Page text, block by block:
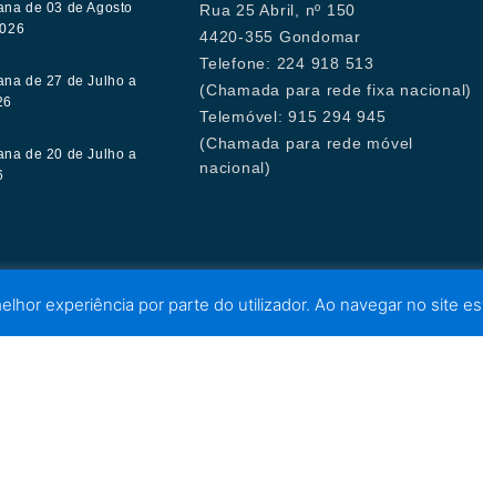
de 03 de Agosto
de 27 de Julho a
de 20 de Julho a
Rua 25 Abril, nº 150
4420-355 Gondomar
Telefone: 224 918 513
(Chamada para rede fixa nacional)
Telemóvel: 915 294 945
(Chamada para rede móvel
nacional)
experiência por parte do utilizador. Ao navegar no site